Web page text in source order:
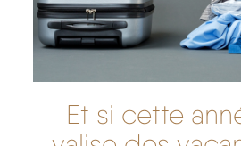
Et si cette